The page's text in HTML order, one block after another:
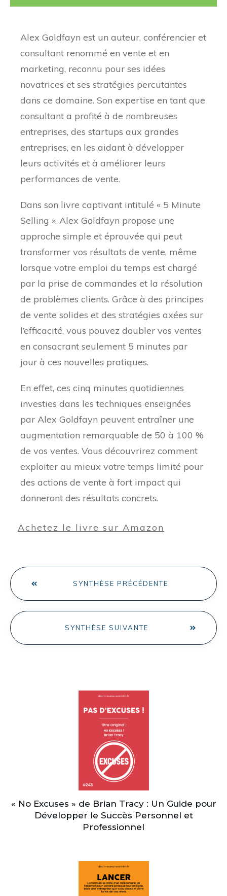
Alex Goldfayn est un auteur, conférencier et
consultant renommé en vente et en
marketing, reconnu pour ses idées
novatrices et ses stratégies percutantes
dans ce domaine. Son expertise en tant que
consultant a profité à de nombreuses
entreprises, des startups aux grandes
entreprises, en les aidant à développer
leurs activités et à améliorer leurs
performances de vente.
Dans son livre captivant intitulé « 5 Minute
Selling », Alex Goldfayn propose une
approche simple et éprouvée qui peut
transformer vos résultats de vente, même
lorsque votre emploi du temps est chargé
par la prise de commandes et la résolution
de problèmes clients. Grâce à des principes
de vente solides et des stratégies axées sur
l’efficacité, vous pouvez doubler vos ventes
en consacrant seulement 5 minutes par
jour à ces nouvelles pratiques.
En effet, ces cinq minutes quotidiennes
investies dans les techniques enseignées
par Alex Goldfayn peuvent entraîner une
augmentation remarquable de 50 à 100 %
de vos ventes. Vous découvrirez comment
exploiter au mieux votre temps limité pour
des actions de vente à fort impact qui
donneront des résultats concrets.
Achetez le livre sur Amazon
SYNTHÈSE PRÉCÉDENTE
SYNTHÈSE SUIVANTE
« No Excuses » de Brian Tracy : Un Guide pour
Développer le Succès Personnel et
Professionnel